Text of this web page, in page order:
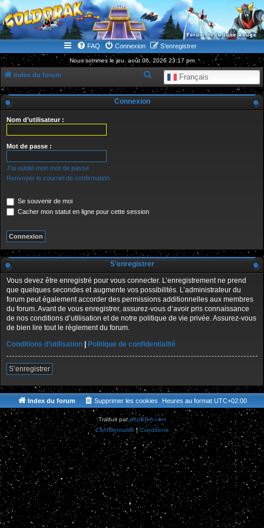
WWW.GOLDORAKGO.COM
le site de la Lune Rouge
FAQ Connexion S’enregistrer
Nous sommes le jeu. août 06, 2026 23:17 pm
Index du forum Français
e
Connexion
Nom d’utilisateur :
Mot de passe :
J’ai oublié mon mot de passe
Renvoyer le courriel de confirmation
Se souvenir de moi
Cacher mon statut en ligne pour cette session
S’enregistrer
Vous devez être enregistré pour vous connecter. L’enregistrement ne prend
que quelques secondes et augmente vos possibilités. L’administrateur du
forum peut également accorder des permissions additionnelles aux membres
du forum. Avant de vous enregistrer, assurez-vous d’avoir pris connaissance
de nos conditions d’utilisation et de notre politique de vie privée. Assurez-vous
de bien lire tout le règlement du forum.
Conditions d’utilisation
Politique de confidentialité
S’enregistrer
Index du forum Heures au format UTC+02:00
Supprimer les cookies
Traduit parphpBB-fr.com
Confidentialité |Conditions